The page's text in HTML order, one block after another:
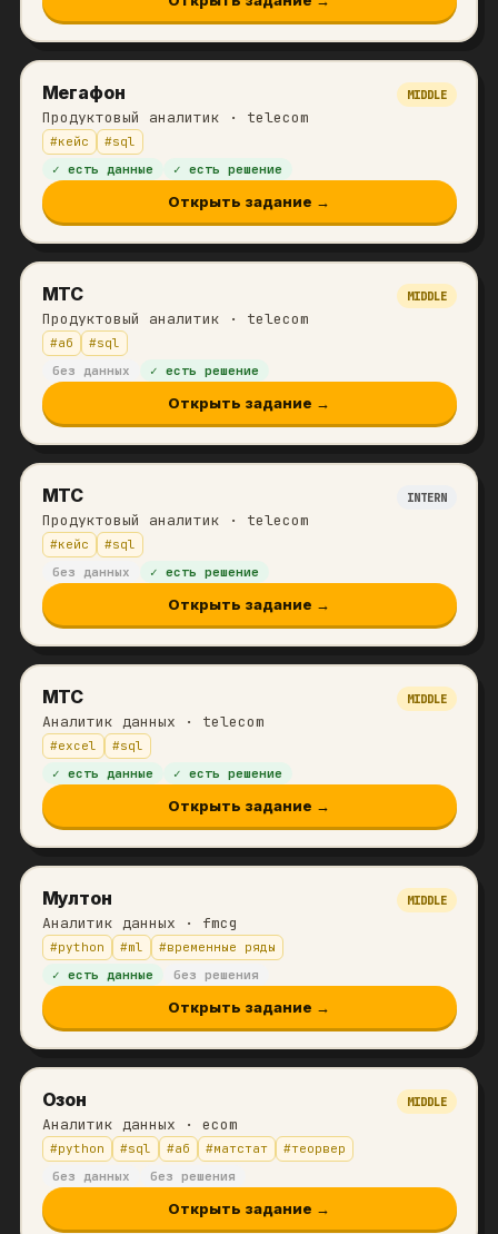
Мегафон MIDDLE
Продуктовый аналитик · telecom
#кейс #sql
✓ есть данные
✓ есть решение
Открыть задание →
МТС MIDDLE
Продуктовый аналитик · telecom
#аб #sql
без данных
✓ есть решение
Открыть задание →
МТС INTERN
Продуктовый аналитик · telecom
#кейс #sql
без данных
✓ есть решение
Открыть задание →
МТС MIDDLE
Аналитик данных · telecom
#excel #sql
✓ есть данные
✓ есть решение
Открыть задание →
Мултон MIDDLE
Аналитик данных · fmcg
#python #ml #временные ряды
✓ есть данные
без решения
Открыть задание →
Озон MIDDLE
Аналитик данных · ecom
#python #sql #аб #матстат #теорвер
без данных
без решения
Открыть задание →